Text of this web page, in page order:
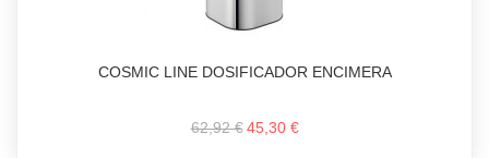
COSMIC LINE DOSIFICADOR ENCIMERA
62,92 € 45,30 €